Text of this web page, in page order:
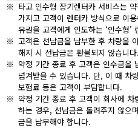
※ 타고 인수형 장기렌터카 서비스는
가지고 고객이 렌터카 방식으로 이
유권을 고객에게 인도하는 ‘인수형’
※ 고객은 선납금을 납부한 후 차량을
해지 시 선납금은 환불되지 않습니다.
※ 약정 기간 종료 후 고객은 인수금을
넘겨받을 수 있습니다. 단, 이 때 차
보험료 등은 고객이 부담합니다.
※ 약정 기간 종료 후 고객이 회사에
하는 경우, 선납금은 돌려주지 않으
금을 납부해야 합니다.